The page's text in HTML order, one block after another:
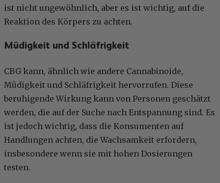
ist nicht ungewöhnlich, aber es ist wichtig, auf die
Reaktion des Körpers zu achten.
Müdigkeit und Schläfrigkeit
CBG kann, ähnlich wie andere Cannabinoide,
Müdigkeit und Schläfrigkeit hervorrufen. Diese
beruhigende Wirkung kann von Personen geschätzt
werden, die auf der Suche nach Entspannung sind. Es
ist jedoch wichtig, dass die Konsumenten auf
Handlungen achten, die Wachsamkeit erfordern,
insbesondere wenn sie mit hohen Dosierungen
testen.